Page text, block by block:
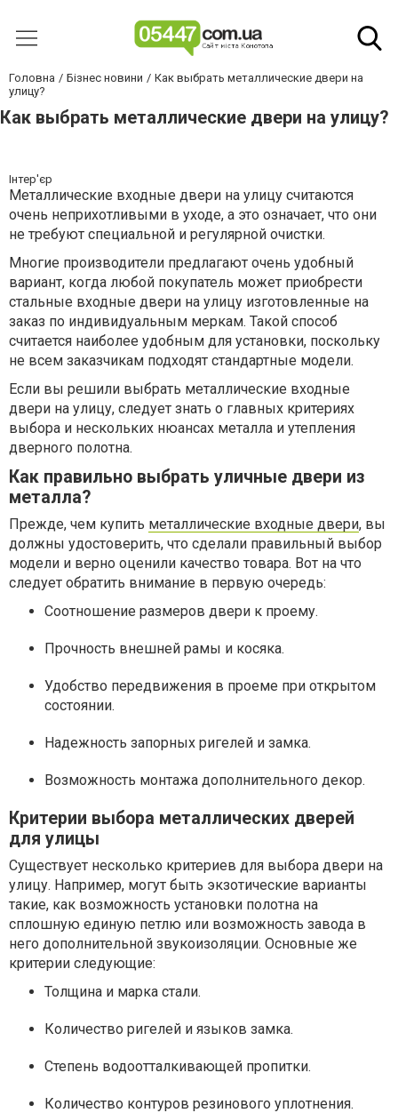
Головна Бізнес новини
Как выбрать металлические двери на
улицу?
Как выбрать металлические двери на улицу?
Інтер'єр
Металлические входные двери на улицу считаются
очень неприхотливыми в уходе, а это означает, что они
не требуют специальной и регулярной очистки.
Многие производители предлагают очень удобный
вариант, когда любой покупатель может приобрести
стальные входные двери на улицу изготовленные на
заказ по индивидуальным меркам. Такой способ
считается наиболее удобным для установки, поскольку
не всем заказчикам подходят стандартные модели.
Если вы решили выбрать металлические входные
двери на улицу, следует знать о главных критериях
выбора и нескольких нюансах металла и утепления
дверного полотна.
Как правильно выбрать уличные двери из
металла?
Прежде, чем купить металлические входные двери, вы
должны удостоверить, что сделали правильный выбор
модели и верно оценили качество товара. Вот на что
следует обратить внимание в первую очередь:
Соотношение размеров двери к проему.
Прочность внешней рамы и косяка.
Удобство передвижения в проеме при открытом
состоянии.
Надежность запорных ригелей и замка.
Возможность монтажа дополнительного декор.
Критерии выбора металлических дверей
для улицы
Существует несколько критериев для выбора двери на
улицу. Например, могут быть экзотические варианты
такие, как возможность установки полотна на
сплошную единую петлю или возможность завода в
него дополнительной звукоизоляции. Основные же
критерии следующие:
Толщина и марка стали.
Количество ригелей и языков замка.
Степень водоотталкивающей пропитки.
Количество контуров резинового уплотнения.